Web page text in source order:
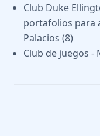
Club Duke
portafolios para
Palacios (8)
Club de juegos -